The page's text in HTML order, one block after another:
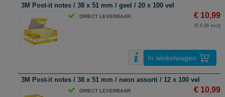
3M Post-it notes / 38 x 51 mm / geel / 20 x 100 vel
DIRECT LEVERBAAR € 10,99
(€ 9,08 excl)
In winkelwagen
3M Post-it notes / 38 x 51 mm / neon assorti / 12 x 100 vel
DIRECT LEVERBAAR € 10,99